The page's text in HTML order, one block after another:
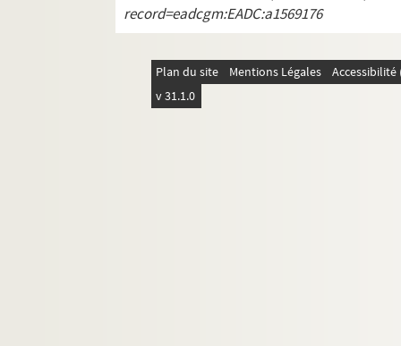
record=eadcgm:EADC:a1569176
Plan du site Mentions Légales
v 31.1.0